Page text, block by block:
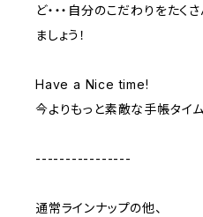
ど・・・自分のこだわりをたく
ましょう！
Have a Nice time!
今よりもっと素敵な手帳タイ
----------------
通常ラインナップの他、